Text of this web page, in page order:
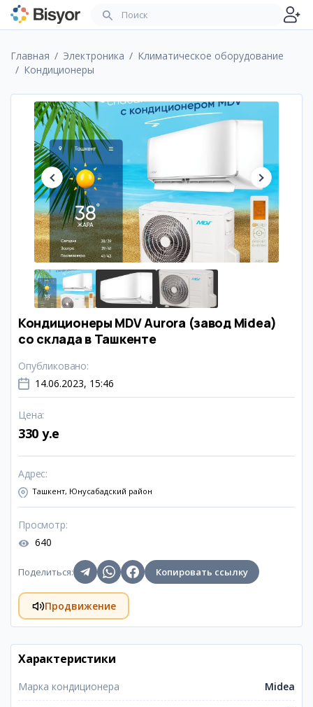
Главная Электроника
Климатическое оборудование
Кондиционеры
Кондиционеры MDV Aurora (завод Midea)
со склада в Ташкенте
Опубликовано:
14.06.2023, 15:46
Цена:
330 y.e
Адрес:
Ташкент, Юнусабадский район
Просмотр:
640
Поделиться: Копировать ссылку
Продвижение
Характеристики
Марка кондиционера Midea